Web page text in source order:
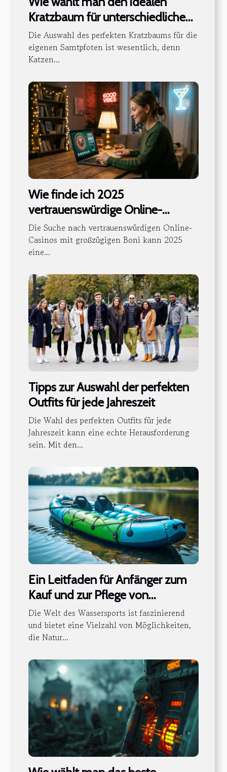
Kratzbaum für unterschiedliche
Katzencharaktere?
Die Auswahl des perfekten Kratzbaums für die
eigenen Samtpfoten ist wesentlich, denn
Katzen...
Wie finde ich 2025
vertrauenswürdige Online-
Casinos mit großzügigen Boni?
Die Suche nach vertrauenswürdigen Online-
Casinos mit großzügigen Boni kann 2025
eine...
Tipps zur Auswahl der perfekten
Outfits für jede Jahreszeit
Die Wahl des perfekten Outfits für jede
Jahreszeit kann eine echte Herausforderung
sein. Mit den...
Ein Leitfaden für Anfänger zum
Kauf und zur Pflege von
aufblasbaren Kajaks
Die Welt des Wassersports ist faszinierend
und bietet eine Vielzahl von Möglichkeiten,
die Natur...